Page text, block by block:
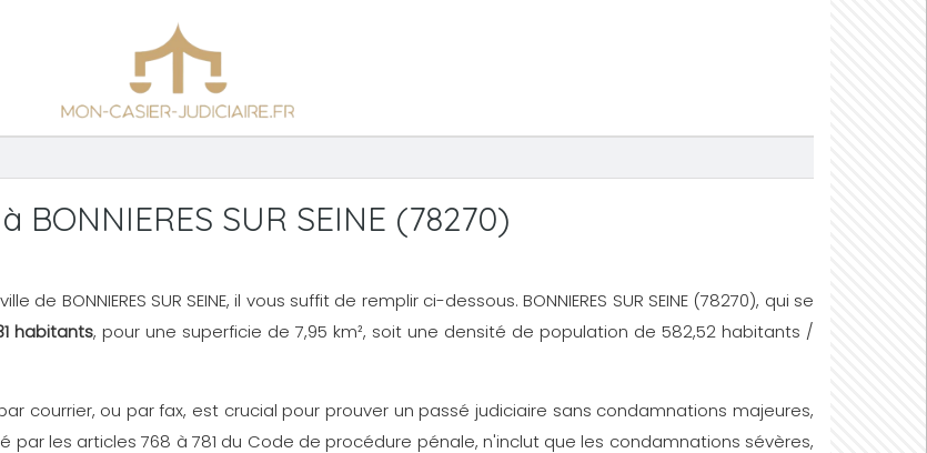
SUR SEINE (78270)
BONNIERES SUR SEINE, il vous suffit de remplir ci-dessous. BONNIERES SUR SEINE (78270), qui se
habitants, pour une superficie de 7,95 km², soit une densité de population de 582,52 habitants /
courrier, ou par fax, est crucial pour prouver un passé judiciaire sans condamnations majeures,
par les articles 768 à 781 du Code de procédure pénale, n'inclut que les condamnations sévères,